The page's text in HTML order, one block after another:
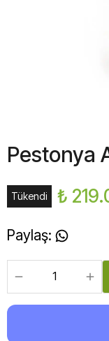
Pestonya
Tükendi ₺
Paylaş: